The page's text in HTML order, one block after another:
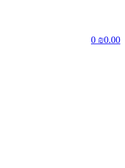
₪0.00
0